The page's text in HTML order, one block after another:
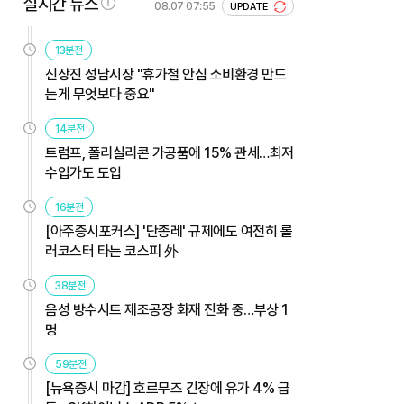
08.07 07:55 UPDATE
13분전
신상진 성남시장 "휴가철 안심 소비환경 만드
는게 무엇보다 중요"
14분전
트럼프, 폴리실리콘 가공품에 15% 관세…최저
수입가도 도입
16분전
[아주증시포커스] '단종레' 규제에도 여전히 롤
러코스터 타는 코스피 外
38분전
음성 방수시트 제조공장 화재 진화 중…부상 1
명
59분전
[뉴욕증시 마감] 호르무즈 긴장에 유가 4% 급